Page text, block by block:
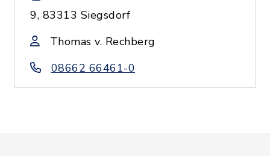
9, 83313 Siegsdorf
Thomas v. Rechberg
08662 66461-0